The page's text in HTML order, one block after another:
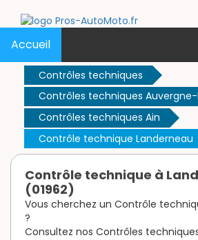
Accueil
Contrôles techniques
Contrôles techniques
Contrôles techniques Ain
Contrôle technique Landerneau
Contrôle technique à
(01962)
Vous cherchez un Contrôle
?
Consultez nos Contrôles